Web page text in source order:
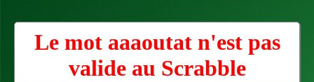
Le mot aaaoutat n'est pas
valide au Scrabble